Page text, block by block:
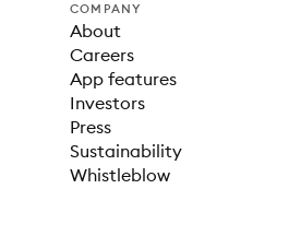
COMPANY
About
Careers
App features
Investors
Press
Sustainability
Whistleblow